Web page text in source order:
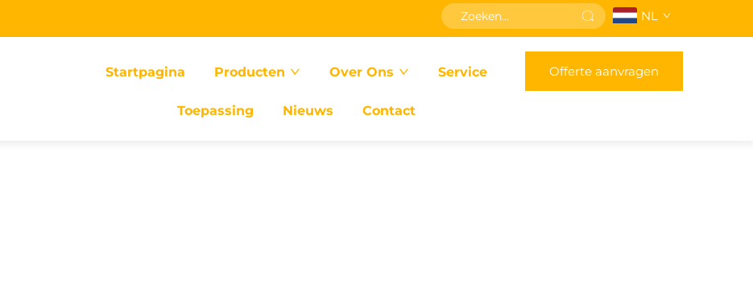
NL
Startpagina Producten Over Ons Service
Toepassing Nieuws Contact
Offerte aanvragen